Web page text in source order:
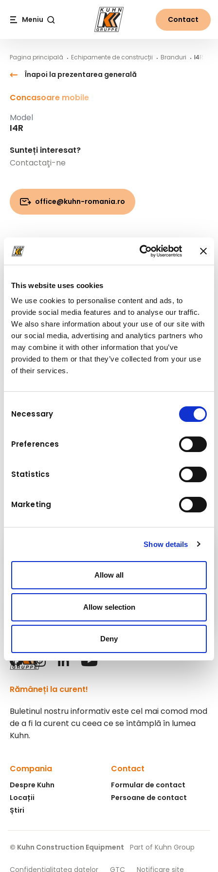
This website uses cookies
We use cookies to personalise content and ads, to
provide social media features and to analyse our traffic.
We also share information about your use of our site with
our social media, advertising and analytics partners who
may combine it with other information that you’ve
provided to them or that they’ve collected from your use
of their services.
Selection
Necessary
Preferences
Statistics
Marketing
Show details
Allow all
Allow selection
Deny
Meniu Contact
Pagina principală Echipamente de construcții Branduri I4R
Date tehnice
Motor
360 CP
Înapoi la prezentarea generală
Concasoare mobile
Model
I4R
Sunteți interesat?
Contactaţi-ne
office@kuhn-romania.ro
Macarale și sisteme de manipulare
Grupul
Rămâneți la curent!
Buletinul nostru informativ este cel mai comod mod
de a fi la curent cu ceea ce se întâmplă în lumea
Kuhn.
Compania
Despre Kuhn
Locații
Știri
Contact
Formular de contact
Persoane de contact
© Kuhn Construction Equipment Part of Kuhn Group
Confidențialitatea datelor GTC Notificare site